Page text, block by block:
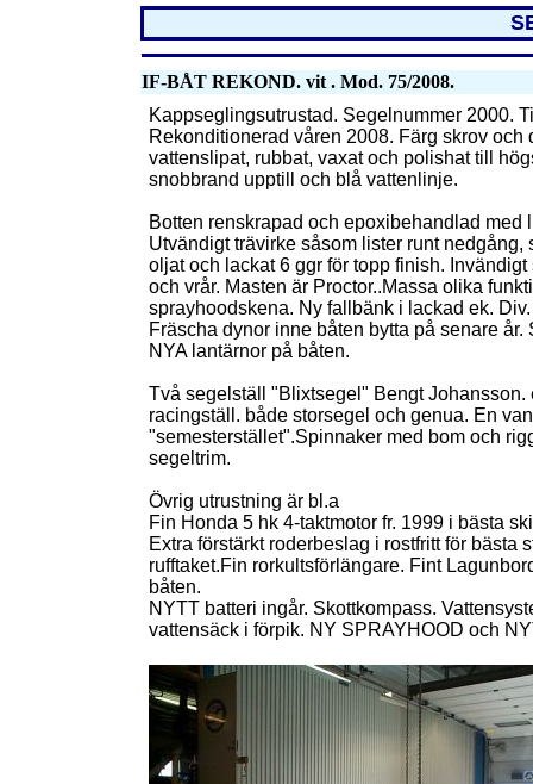
IF-BÅT REKOND. vit . Mod. 75/2008.
Kappseglingsutrustad. Segelnummer 2000.
Rekonditionerad våren 2008. Färg skrov
vattenslipat, rubbat, vaxat och polishat till
snobbrand upptill och blå vattenlinje.
Botten renskrapad och epoxibehandlad med
Utvändigt trävirke såsom lister runt
oljat och lackat 6 ggr för topp finish.
och vrår. Masten är Proctor..Massa olika
sprayhoodskena. Ny fallbänk i lackad ek.
Fräscha dynor inne båten bytta på senare
NYA lantärnor på båten.
Två segelställ "Blixtsegel" Bengt
racingställ. både storsegel och genua. En
"semesterstället".Spinnaker med bom och
segeltrim.
Övrig utrustning är bl.a
Fin Honda 5 hk 4-taktmotor fr. 1999 i bästa
Extra förstärkt roderbeslag i rostfritt för
rufftaket.Fin rorkultsförlängare. Fint
båten.
NYTT batteri ingår. Skottkompass.
vattensäck i förpik. NY SPRAYHOOD och